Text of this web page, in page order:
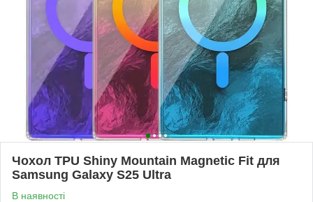
Чохол TPU Shiny Mountain Magnetic Fit для
Samsung Galaxy S25 Ultra
В наявності